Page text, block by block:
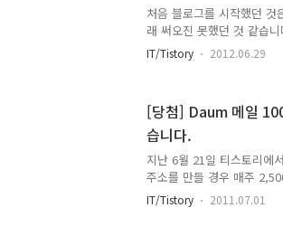
처음 블로그를 시작했던
래 써오진 못했던 것 같습
설치해서 사용하다, 태터툴
서 써보다가 다시 워드프
꾸준히 방문해 주셔서 1년
오고 있는 블로그 중에 하나
고 있지만 많은 분들이 방
시면 참으로..
IT/Tistory 2012.06.29
[당첨] Daum 메일
습니다.
지난 6월 21일 티스토리에
주소를 만들 경우 매주
을 100G로 업그레이드 해
간.. 티스토리 메일을 신청
IT/Tistory 2011.07.01